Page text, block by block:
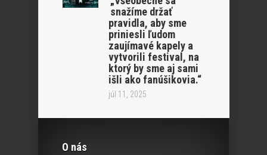
snažíme držať
pravidla, aby sme
priniesli ľudom
zaujímavé kapely a
vytvorili festival, na
ktorý by sme aj sami
išli ako fanúšikovia.“
júl 11, 2025
O nás